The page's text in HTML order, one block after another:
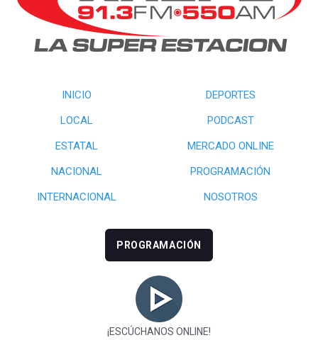
INICIO
DEPORTES
LOCAL
PODCAST
ESTATAL
MERCADO ONLINE
NACIONAL
PROGRAMACIÓN
INTERNACIONAL
NOSOTROS
PROGRAMACIÓN
¡ESCÚCHANOS ONLINE!